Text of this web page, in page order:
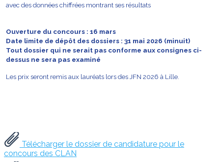
avec des données chiffrées montrant ses résultats
Ouverture du concours : 16 mars
Date limite de dépôt des dossiers : 31 mai 2026 (minuit)
Tout dossier qui ne serait pas conforme aux consignes ci-
dessus ne sera pas examiné
Les prix seront remis aux lauréats lors des JFN 2026 à Lille.
Télécharger le dossier de candidature pour le
concours des CLAN